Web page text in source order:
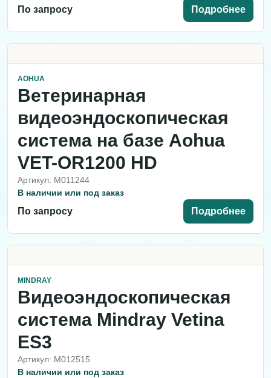
По запросу Подробнее
AOHUA
Ветеринарная
видеоэндоскопическая
система на базе Aohua
VET-OR1200 HD
Артикул: M011244
В наличии или под заказ
По запросу Подробнее
MINDRAY
Видеоэндоскопическая
система Mindray Vetina
ES3
Артикул: M012515
В наличии или под заказ